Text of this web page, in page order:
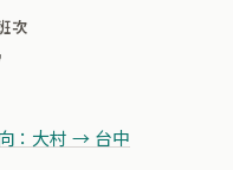
次
：大村 → 台中